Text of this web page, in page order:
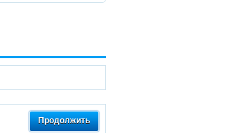
Продолжить